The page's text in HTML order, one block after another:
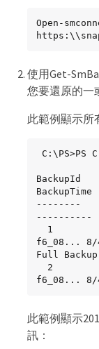
Open-
使用Get-
您要還原的一
此範例顯示所
BackupId
--------
f6_08... 8/
Full Backup
f6_08... 8/
此範例顯示
訊：